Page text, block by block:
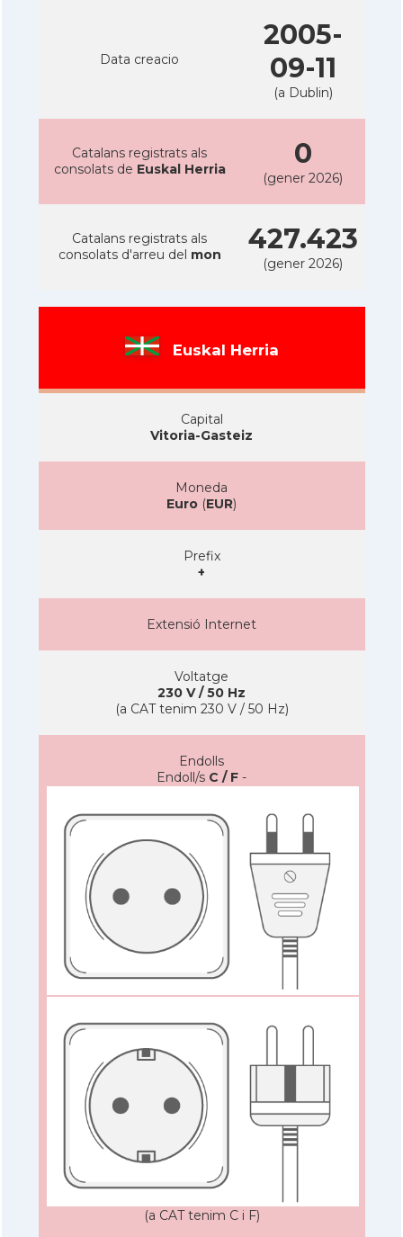
Data creacio
2005-
09-11
(a Dublin)
Catalans registrats als
consolats de Euskal Herria 0
(gener 2026)
Catalans registrats als
consolats d'arreu del mon 427.423
(gener 2026)
Euskal Herria
Capital
Vitoria-Gasteiz
Moneda
Euro (EUR)
Prefix
+
Extensió Internet
Voltatge
230 V / 50 Hz
(a CAT tenim 230 V / 50 Hz)
Endolls
Endoll/s C / F -
(a CAT tenim C i F)